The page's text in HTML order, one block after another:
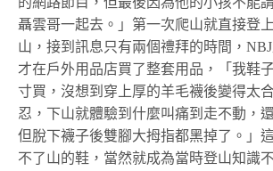
聶雲哥一起去。」第一次爬山就直接登
山，接到訊息只有兩個禮拜的時間，
才在戶外用品店買了整套用品，「我鞋
寸買，沒想到穿上厚的羊毛襪後變得太
忍，下山就體驗到什麼叫痛到走不動，
但脫下襪子後雙腳大拇指都黑掉了。」
不了山的鞋，當然就成為當時登山知識